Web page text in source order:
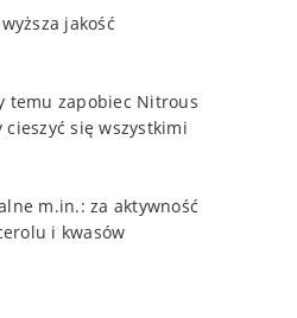
jakość
temu zapobiec Nitrous
się wszystkimi
m.in.: za aktywność
i kwasów